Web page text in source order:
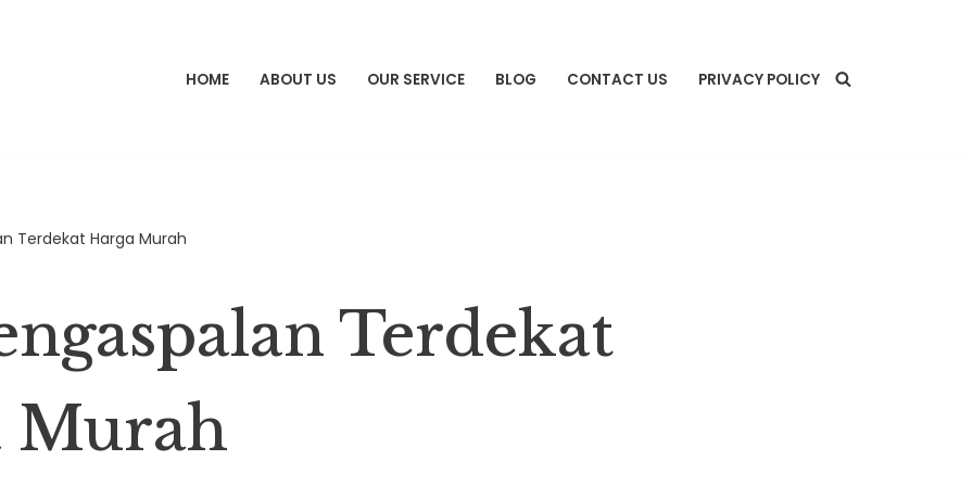
HOME ABOUT US OUR SERVICE BLOG CONTACT US PRIVACY POLICY
Terdekat Harga Murah
Terdekat
Murah